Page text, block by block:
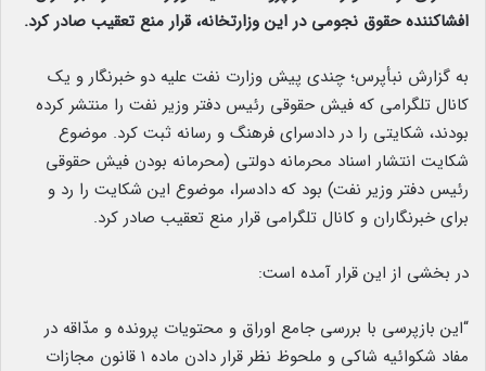
افشاکننده حقوق نجومی در این وزارتخانه، قرار منع تعقیب صادر کرد.
به گزارش نبأپرس؛ چندی پیش وزارت نفت علیه دو خبرنگار و یک
کانال تلگرامی که فیش حقوقی رئیس دفتر وزیر نفت را منتشر کرده
بودند، شکایتی را در دادسرای فرهنگ و رسانه ثبت کرد. موضوع
شکایت انتشار اسناد محرمانه دولتی (محرمانه بودن فیش حقوقی
رئیس دفتر وزیر نفت) بود که دادسرا، موضوع این شکایت را رد و
برای خبرنگاران و کانال تلگرامی قرار منع تعقیب صادر کرد.
در بخشی از این قرار آمده است:
“این بازپرسی با بررسی جامع اوراق و محتویات پرونده و مدّاقه در
مفاد شکوائیه شاکی و ملحوظ نظر قرار دادن ماده ۱ قانون مجازات